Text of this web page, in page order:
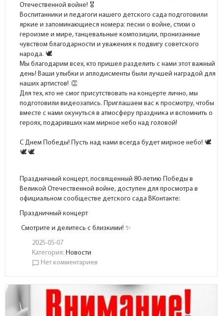
Отечественной войне!
Воспитанники и педагоги нашего детского сада подготовили
яркие и запоминающиеся номера: песни о войне, стихи о
героизме и мире, танцевальные композиции, пронизанные
чувством благодарности и уважения к подвигу советского
народа.
Мы благодарим всех, кто пришел разделить с нами этот важный
день! Ваши улыбки и аплодисменты были лучшей наградой для
наших артистов!
Для тех, кто не смог присутствовать на концерте лично, мы
подготовили видеозапись. Приглашаем вас к просмотру, чтобы
вместе с нами окунуться в атмосферу праздника и вспомнить о
героях, подаривших нам мирное небо над головой!
С Днем Победы! Пусть над нами всегда будет мирное небо!
Праздничный концерт, посвященный 80-летию Победы в
Великой Отечественной войне, доступен для просмотра в
официальном сообществе детского сада ВКонтакте:
Праздничный концерт
Смотрите и делитесь с близкими! ✨
2025-05-07
Категория:Новости
chat_bubble_outline Нет комментариев